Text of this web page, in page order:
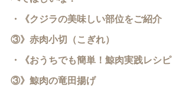
・《クジラの美味しい部位をご紹介
③》赤肉小切（こぎれ）
・《おうちでも簡単！鯨肉実践レシピ
③》鯨肉の竜田揚げ